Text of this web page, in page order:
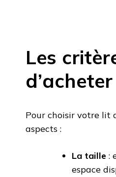
Les
Pour choisir votre lit
aspects :
La taille :
espace